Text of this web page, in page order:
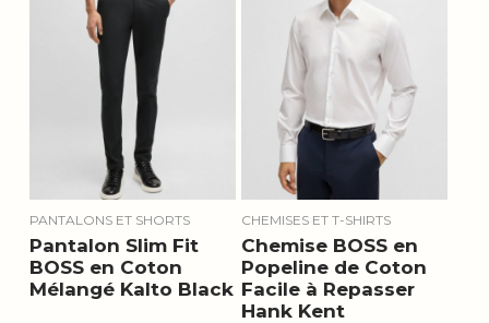
PANTALONS ET SHORTS
Pantalon Slim Fit
BOSS en Coton
Mélangé Kalto Black
CHEMISES ET T-SHIRTS
Chemise BOSS en
Popeline de Coton
Facile à Repasser
Hank Kent